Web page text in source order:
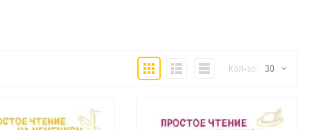
Плитка ПодробноКомпактноКол-во: 30